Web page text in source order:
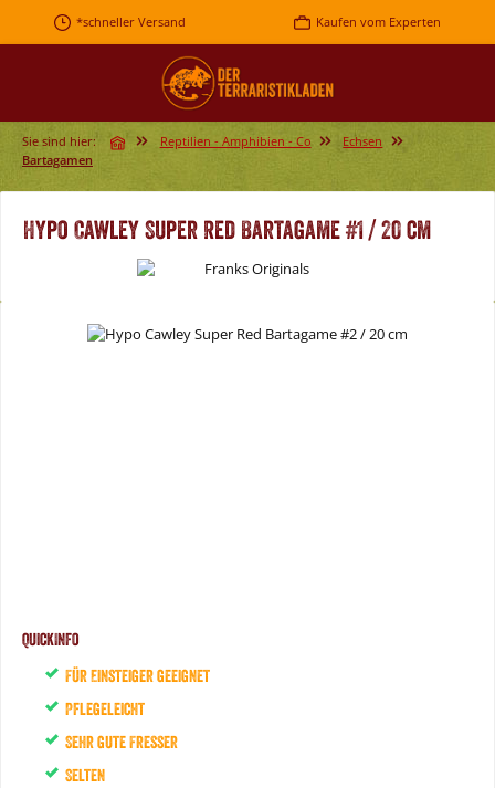
Zum Hauptinhalt springen
*schneller Versand Kaufen vom Experten
Sie sind hier: Reptilien - Amphibien - Co
Echsen
Bartagamen
Hypo Cawley Super Red Bartagame #1 / 20 cm
Bildergalerie überspringen
QuickInfo
Für Einsteiger geeignet
Pflegeleicht
Sehr gute Fresser
Selten